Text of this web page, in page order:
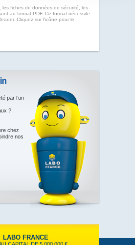
les fiches de données de sécurité, les
au format PDF. Ce format nécessite
Cliquez sur l'icône pour le
par l’un
?
chez
nos
LABO FRANCE